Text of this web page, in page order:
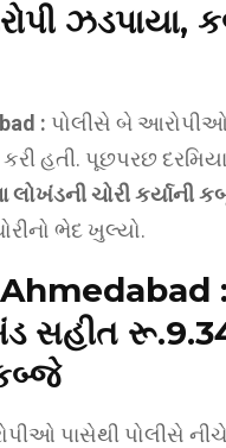
ઝડપાયા,
: પોલીસે બે
હતી. પૂછપરછ
લોખંડની ચોરી કર્યાની
ભેદ ખુલ્યો.
:
સહીત
પાસેથી પોલીસે નીચે